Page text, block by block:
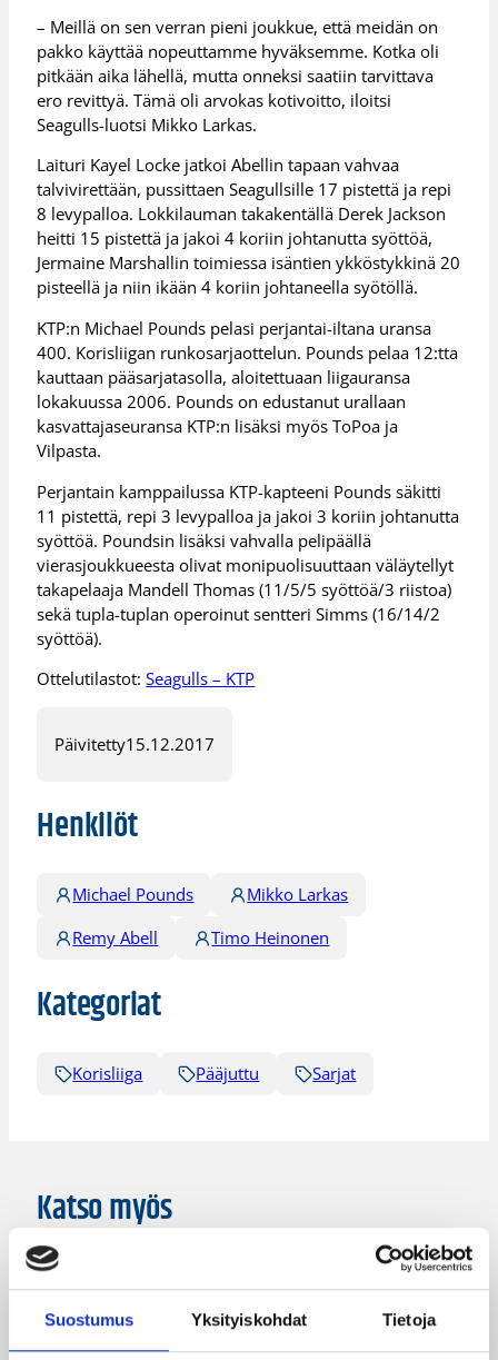
Suostumus Yksityiskohdat Tietoja
– Meillä on sen verran pieni joukkue, että meidän on
pakko käyttää nopeuttamme hyväksemme. Kotka oli
pitkään aika lähellä, mutta onneksi saatiin tarvittava
ero revittyä. Tämä oli arvokas kotivoitto, iloitsi
Seagulls-luotsi Mikko Larkas.
Laituri Kayel Locke jatkoi Abellin tapaan vahvaa
talvivirettään, pussittaen Seagullsille 17 pistettä ja repi
8 levypalloa. Lokkilauman takakentällä Derek Jackson
heitti 15 pistettä ja jakoi 4 koriin johtanutta syöttöä,
Jermaine Marshallin toimiessa isäntien ykköstykkinä 20
pisteellä ja niin ikään 4 koriin johtaneella syötöllä.
KTP:n Michael Pounds pelasi perjantai-iltana uransa
400. Korisliigan runkosarjaottelun. Pounds pelaa 12:tta
kauttaan pääsarjatasolla, aloitettuaan liigauransa
lokakuussa 2006. Pounds on edustanut urallaan
kasvattajaseuransa KTP:n lisäksi myös ToPoa ja
Vilpasta.
Perjantain kamppailussa KTP-kapteeni Pounds säkitti
11 pistettä, repi 3 levypalloa ja jakoi 3 koriin johtanutta
syöttöä. Poundsin lisäksi vahvalla pelipäällä
vierasjoukkueesta olivat monipuolisuuttaan väläytellyt
takapelaaja Mandell Thomas (11/5/5 syöttöä/3 riistoa)
sekä tupla-tuplan operoinut sentteri Simms (16/14/2
syöttöä).
Ottelutilastot:Seagulls – KTP
Päivitetty15.12.2017
Henkilöt
Michael Pounds
Mikko Larkas
Remy Abell
Timo Heinonen
Kategoriat
Korisliiga Pääjuttu Sarjat
Katso myös